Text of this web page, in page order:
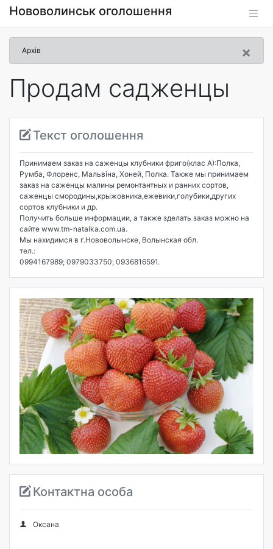
Нововолинськ оголошення
×
Архів
Продам садженцы
Текст оголошення
Принимаем заказ на саженцы клубники фриго(клас А):Полка,
Румба, Флоренс, Мальвіна, Хоней, Полка. Также мы принимаем
заказ на саженцы малины ремонтантных и ранних сортов,
саженцы смородины,крыжовника,ежевики,голубики,других
сортов клубники и др.
Получить больше информации, а также зделать заказ можно на
сайте www.tm-natalka.com.ua.
Мы нахидимся в г.Нововолынске, Волынская обл.
тел.:
0994167989; 0979033750; 0936816591.
Контактна особа
Оксана